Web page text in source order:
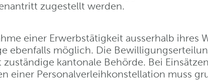
zugestellt werden.
einer Erwerbstätigkeit ausserhalb ihres
ebenfalls möglich. Die
zuständige kantonale Behörde. Bei
einer Personalverleihkonstellation muss